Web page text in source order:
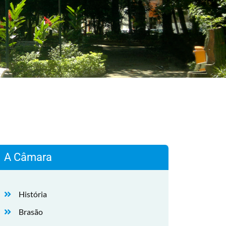
A Câmara
História
Brasão